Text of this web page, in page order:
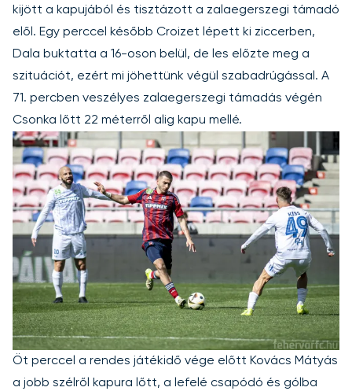
kijött a kapujából és tisztázott a zalaegerszegi támadó
elől. Egy perccel később Croizet lépett ki ziccerben,
Dala buktatta a 16-oson belül, de les előzte meg a
szituációt, ezért mi jöhettünk végül szabadrúgással. A
71. percben veszélyes zalaegerszegi támadás végén
Csonka lőtt 22 méterről alig kapu mellé.
Öt perccel a rendes játékidő vége előtt Kovács Mátyás
a jobb szélről kapura lőtt, a lefelé csapódó és gólba